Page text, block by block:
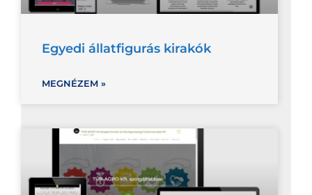
Egyedi állatfigurás kirakók
MEGNÉZEM »